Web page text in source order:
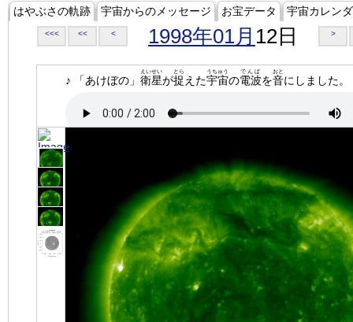
はやぶさの軌跡 宇宙からのメッセージ お宝データ 宇宙カレン
<<< << < 1998年01月 12日 >
♪ 「あけぼの」 衛星
えいせい
が捉
とら
えた宇宙
うちゅう
の電波
でんぱ
を音
おと
にしました。